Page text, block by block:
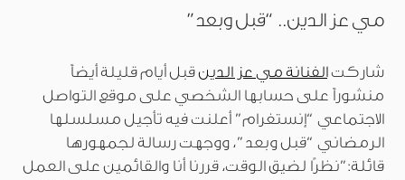
مي عز الدين.. “قبل وبعد”
شاركتالفنانة مي عز الدينقبل أيام قليلة أيضاً
منشوراً على حسابها الشخصي على موقع التواصل
الاجتماعي “إنستغرام” أعلنت فيه تأجيل مسلسلها
الرمضاني “قبل وبعد”، ووجهت رسالة لجمهورها
قائلة:”نظرًا لضيق الوقت، قررنا أنا والقائمين على العمل